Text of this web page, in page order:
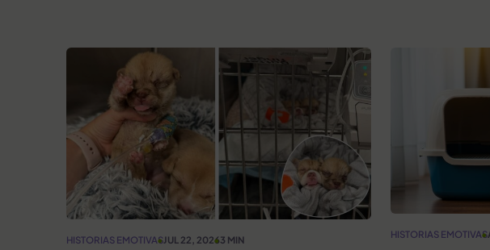
HISTORIAS EMOTIVASJUL 22, 20263 MIN HISTORIAS EMOTIVAS